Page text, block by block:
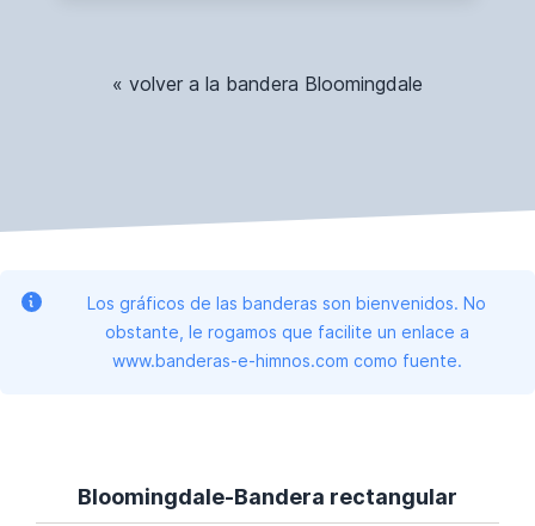
« volver a la bandera Bloomingdale
Los gráficos de las banderas son bienvenidos. No
obstante, le rogamos que facilite un enlace a
www.banderas-e-himnos.com como fuente.
Bloomingdale-Bandera rectangular